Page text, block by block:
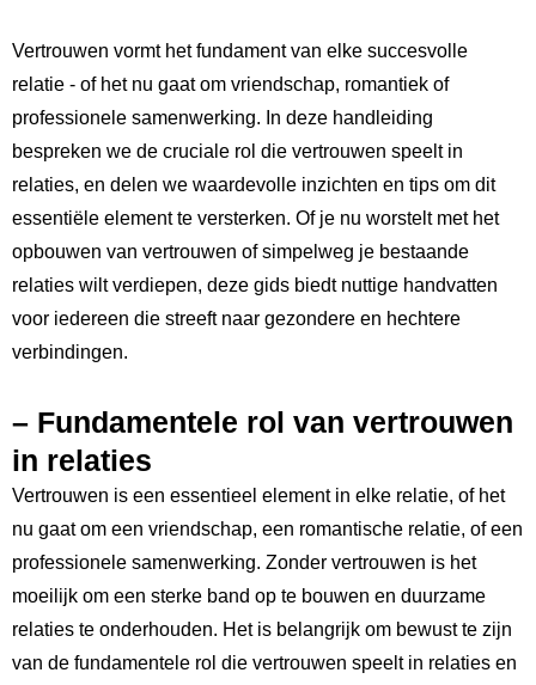
Vertrouwen vormt het fundament van elke‌ succesvolle
relatie ⁣- of het nu gaat om vriendschap, romantiek of
professionele samenwerking. In deze handleiding
bespreken we de cruciale rol die vertrouwen speelt in
‍relaties,‌ en delen we waardevolle inzichten en tips om ⁣dit
essentiële element te versterken. Of je nu worstelt met ‌het
opbouwen van vertrouwen of simpelweg je bestaande
relaties wilt verdiepen, deze⁤ gids biedt nuttige ⁤handvatten
⁤voor iedereen die streeft naar gezondere en hechtere
verbindingen.
– Fundamentele rol ⁣van vertrouwen
in relaties
Vertrouwen is een essentieel element in elke relatie, of het
nu gaat om een vriendschap, een ‍romantische relatie, of een
professionele samenwerking. Zonder vertrouwen is het
moeilijk om een​ sterke band ⁤op te bouwen en duurzame
relaties te onderhouden. Het is belangrijk om bewust te zijn
van ‍de ‌fundamentele rol​ die vertrouwen speelt in relaties⁤ en